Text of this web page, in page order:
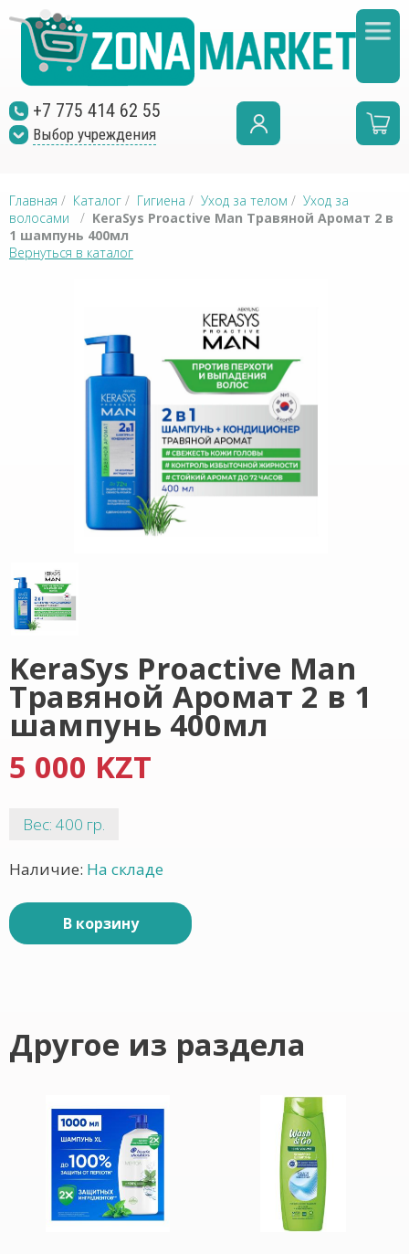
+7 775 414 62 55
Выбор учреждения
Главная / Каталог / Гигиена / Уход за телом / Уход за
волосами / KeraSys Proactive Man Травяной Аромат 2 в
1 шампунь 400мл
Вернуться в каталог
KeraSys Proactive Man
Травяной Аромат 2 в 1
шампунь 400мл
5 000 KZT
Вес: 400 гр.
Наличие: На складе
В корзину
Другое из раздела